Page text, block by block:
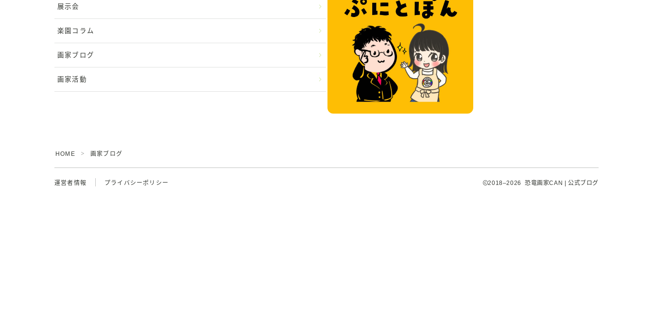
展示会
楽園コラム
画家ブログ
画家活動
HOME ＞ 画家ブログ
運営者情報 プライバシーポリシー 2018–2026 恐竜画家CAN | 公式ブログ